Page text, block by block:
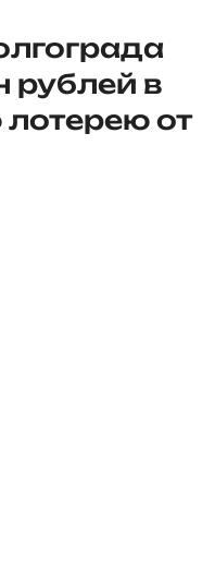
рублей в
от